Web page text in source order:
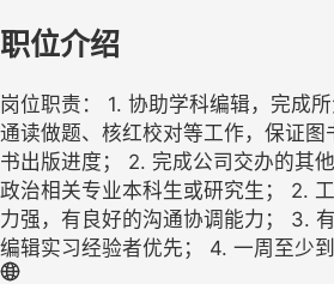
职位介绍
岗位职责： 1. 协助学科编辑，完成所
通读做题、核红校对等工作，保证图
书出版进度； 2. 完成公司交办的其
政治相关专业本科生或研究生； 2.
力强，有良好的沟通协调能力； 3.
编辑实习经验者优先； 4. 一周至少到